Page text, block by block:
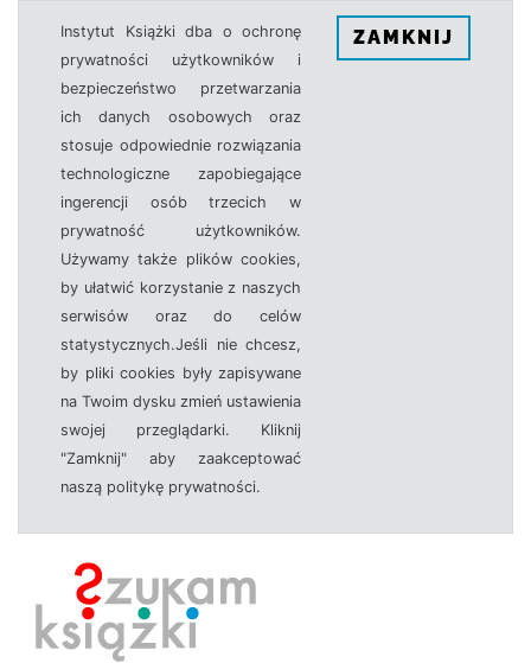
Instytut Książki dba o ochronę
prywatności użytkowników i
bezpieczeństwo przetwarzania
ich danych osobowych oraz
stosuje odpowiednie rozwiązania
technologiczne zapobiegające
ingerencji osób trzecich w
prywatność użytkowników.
Używamy także plików cookies,
by ułatwić korzystanie z naszych
serwisów oraz do celów
statystycznych.Jeśli nie chcesz,
by pliki cookies były zapisywane
na Twoim dysku zmień ustawienia
swojej przeglądarki. Kliknij
"Zamknij" aby zaakceptować
naszą politykę prywatności.
ZAMKNIJ